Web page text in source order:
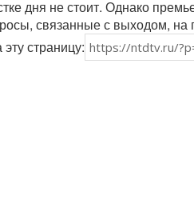
дня не стоит. Однако
связанные с выходом, на
страницу: